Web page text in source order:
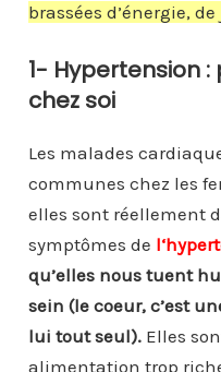
brassées d’énergie,
1- Hypertension
chez soi
Les malades
communes chez les
elles sont réellement
symptômes de l
qu’elles nous tuent
sein (le coeur, c’est
lui tout seul). Elles
alimentation trop